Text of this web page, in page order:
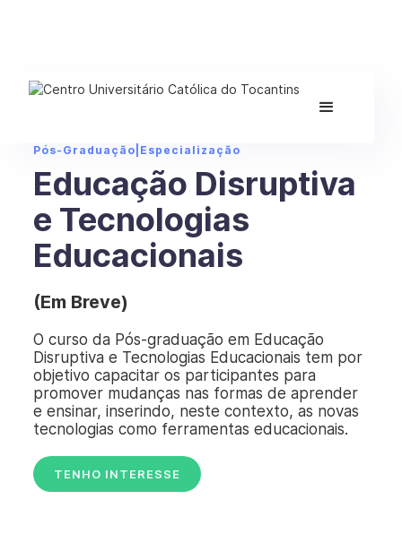
Pós-Graduação Especialização
Educação Disruptiva
e Tecnologias
Educacionais
(Em Breve)
O curso da Pós-graduação em Educação
Disruptiva e Tecnologias Educacionais tem por
objetivo capacitar os participantes para
promover mudanças nas formas de aprender
e ensinar, inserindo, neste contexto, as novas
tecnologias como ferramentas educacionais.
TENHO INTERESSE